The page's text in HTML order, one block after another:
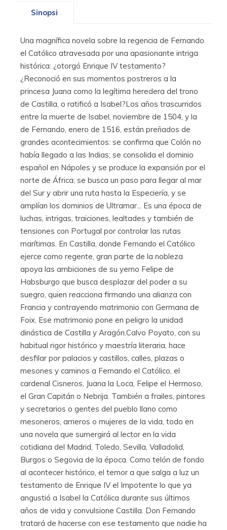
Sinopsi
Una magnífica novela sobre la regencia de Fernando
el Católico atravesada por una apasionante intriga
histórica: ¿otorgó Enrique IV testamento?
¿Reconoció en sus momentos postreros a la
princesa Juana como la legítima heredera del trono
de Castilla, o ratificó a Isabel?Los años trascurridos
entre la muerte de Isabel, noviembre de 1504, y la
de Fernando, enero de 1516, están preñados de
grandes acontecimientos: se confirma que Colón no
había llegado a las Indias; se consolida el dominio
español en Nápoles y se produce la expansión por el
norte de África; se busca un paso para llegar al mar
del Sur y abrir una ruta hasta la Especiería, y se
amplían los dominios de Ultramar... Es una época de
luchas, intrigas, traiciones, lealtades y también de
tensiones con Portugal por controlar las rutas
marítimas. En Castilla, donde Fernando el Católico
ejerce como regente, gran parte de la nobleza
apoya las ambiciones de su yerno Felipe de
Habsburgo que busca desplazar del poder a su
suegro, quien reacciona firmando una alianza con
Francia y contrayendo matrimonio con Germana de
Foix. Ese matrimonio pone en peligro la unidad
dinástica de Castilla y Aragón.Calvo Poyato, con su
habitual rigor histórico y maestría literaria, hace
desfilar por palacios y castillos, calles, plazas o
mesones y caminos a Fernando el Católico, el
cardenal Cisneros, Juana la Loca, Felipe el Hermoso,
el Gran Capitán o Nebrija. También a frailes, pintores
y secretarios o gentes del pueblo llano como
mesoneros, arrieros o mujeres de la vida, todo en
una novela que sumergirá al lector en la vida
cotidiana del Madrid, Toledo, Sevilla, Valladolid,
Burgos o Segovia de la época. Como telón de fondo
al acontecer histórico, el temor a que salga a luz un
testamento de Enrique IV el Impotente lo que ya
angustió a Isabel la Católica durante sus últimos
años de vida y convulsione Castilla. Don Fernando
tratará de hacerse con ese testamento que nadie ha